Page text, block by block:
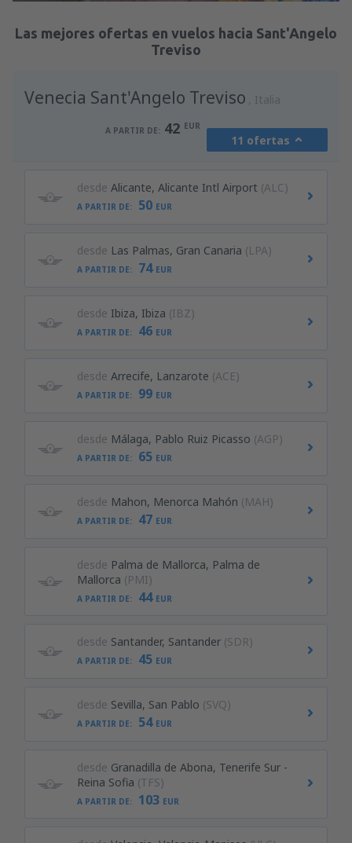
Revisa los detalles
Las mejores ofertas en vuelos hacia Sant'Angelo
Treviso
Venecia Sant'Angelo Treviso Italia
A PARTIR DE: 42 EUR
11 ofertas
desde Alicante, Alicante Intl Airport (ALC)
A PARTIR DE: 50 EUR
desde Las Palmas, Gran Canaria (LPA)
A PARTIR DE: 74 EUR
desde Ibiza, Ibiza (IBZ)
A PARTIR DE: 46 EUR
desde Arrecife, Lanzarote (ACE)
A PARTIR DE: 99 EUR
desde Málaga, Pablo Ruiz Picasso (AGP)
A PARTIR DE: 65 EUR
desde Mahon, Menorca Mahón (MAH)
A PARTIR DE: 47 EUR
desde Palma de Mallorca, Palma de
Mallorca (PMI)
A PARTIR DE: 44 EUR
desde Santander, Santander (SDR)
A PARTIR DE: 45 EUR
desde Sevilla, San Pablo (SVQ)
A PARTIR DE: 54 EUR
desde Granadilla de Abona, Tenerife Sur -
Reina Sofia (TFS)
A PARTIR DE: 103 EUR